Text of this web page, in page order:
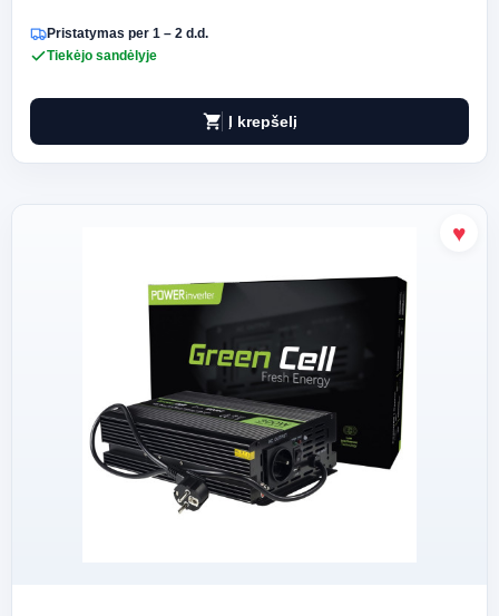
Pristatymas per 1 – 2 d.d.
Tiekėjo sandėlyje
shopping_cart Į krepšelį